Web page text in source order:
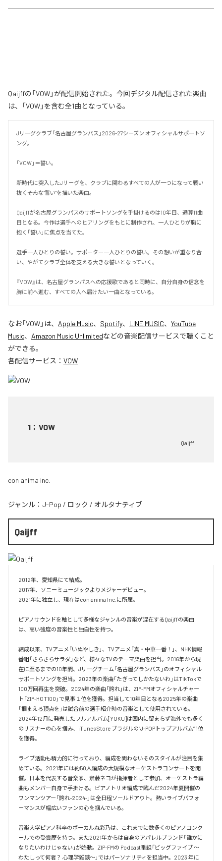
Qaijffの「VOW」が配信開始された。今回デジタル配信された楽曲
は、「VOW」を含む全1曲となっている。
Jリーグクラブ「名古屋グランパス」2026-27シーズン オフィシャルサポートソ
ング。
「VOW」＝誓い。
新時代に突入したJリーグを、クラブに関わるすべての人が一つになって戦い
抜く――そんな"誓い"を描いた楽曲。
Qaijffが名古屋グランパスのサポートソングを手掛けるのは10年目、通算11曲
目となる。今作は選手へのヒアリングをもとに制作され、一人ひとりが胸に
抱く「誓い」に焦点を当てた。
選手一人ひとりの誓い。サポーター一人ひとりの誓い。その想いが重なり合
い、やがてクラブ全体を支える大きな誓いとなっていく。
『VOW』は、名古屋グランパスへの応援歌であると同時に、自分自身の信念を
胸に前へ進む、すべての人へ届けたい一曲となっている。
なお「VOW」は、 Apple Music、 Spotify、 LINE MUSIC、 YouTube
Music、 Amazon Music Unlimitedなどの音楽配信サービスで聴くこと
ができる。
各配信サービス： VOW
1 ： VOW
Qaijff
con anima inc.
ジャンル： J-Pop / ロック / オルタナティブ
Qaijff
2012年、愛知県にて結成。
2017年、ソニーミュージックよりメジャーデビュー。
2021年に独立し、現在はcon anima Inc.に所属。
ピアノサウンドを軸として多様なジャンルの音楽が混在するQaijffの楽曲
は、高い強度の音楽性と独自性を持つ。
結成以来、TVアニメ「いぬやしき」、TVアニメ「真・中華一番！」、NHK情報
番組「さらさらサラダ」など、様々なTVのテーマ楽曲を担当。2016年から現
在に至るまでの10年間、Jリーグチーム「名古屋グランパス」のオフィシャル
サポートソングを担当。2023年の楽曲「たぎってしかたないわ」はTikTokで
100万回再生を突破。2024年の楽曲「誇れ」は、ZIP-FMオフィシャルチャー
ト「ZIP-HOT100」で見事１位を獲得。担当して10年目となる2025年の楽曲
「掴まえろ頂点を」は試合前の選手紹介時の音楽として使用されている。
2024年12月に発売したフルアルバム[YOKU]は国内に留まらず海外でも多く
のリスナーの心を掴み、iTunes Store ブラジルの”J-POPトップアルバム” 1位
を獲得。
ライブ活動も精力的に行っており、編成を問わないそのスタイルが注目を集
めている。2021年には約50人編成の大規模なオーケストラコンサートを開
催。日本を代表する音楽家、斎藤ネコが指揮者として参加、オーケストラ編
曲もメンバー自身で手掛ける。ピアノトリオ編成で臨んだ2024年夏開催の
ワンマンツアー「誇れ-2024-」は全日程ソールドアウト。熱いライブパフォ
ーマンスが幅広いファンの心を掴んでいる。
音楽大学ピアノ科卒のボーカル森彩乃は、これまでに数多くのピアノコンク
ールでの受賞歴を持つ。また2021年からは自身のアパレルブランド「誰かに
なりたいわけじゃない」が始動。ZIP-FMの Podcast番組「ビッグファイブ 〜
わたしって何者？ 心理学雑談〜」ではパーソナリティを担当中。2023 年に